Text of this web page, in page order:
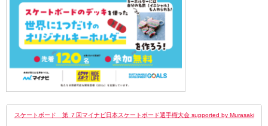
スケートボード 第 ７回マイナビ日本スケートボード選手権大会 supported by Murasaki